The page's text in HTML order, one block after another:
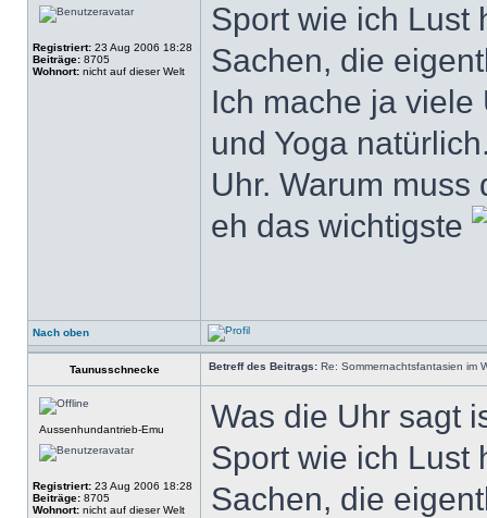
Registriert: 23 Aug 2006 18:28
Beiträge: 8705
Wohnort: nicht auf dieser Welt
Sport wie ich Lust
Sachen, die
Ich mache ja
und Yoga
Uhr. Warum
eh das wichtigste
Nach oben
Taunusschnecke Betreff des Beitrags: Re: Sommernachtsfantasien im
Aussenhundantrieb-Emu
Registriert: 23 Aug 2006 18:28
Beiträge: 8705
Wohnort: nicht auf dieser Welt
Was die Uhr sagt
Sport wie ich Lust
Sachen, die